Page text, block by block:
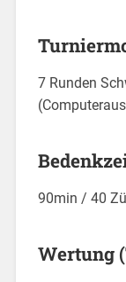
7 Runden
90min / 40
Wertung